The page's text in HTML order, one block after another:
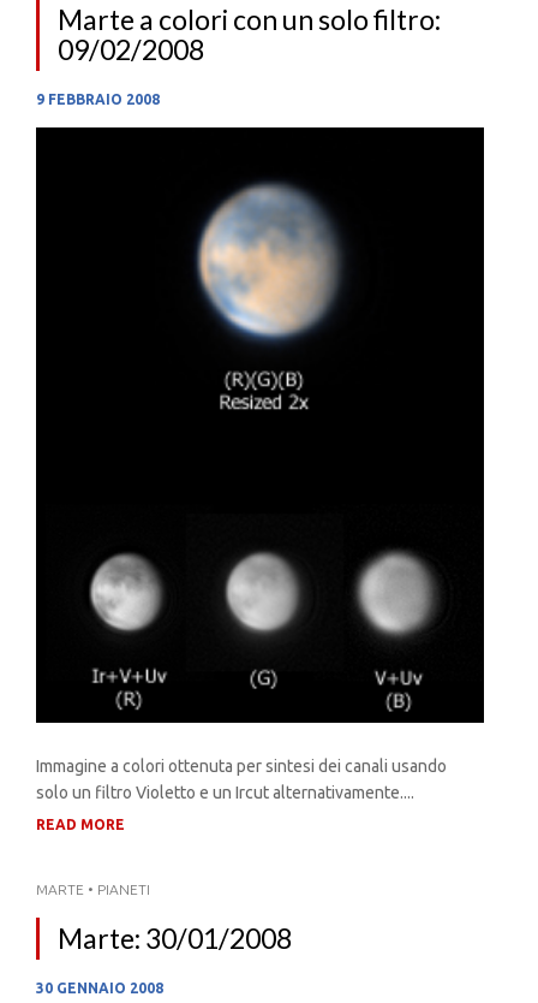
Marte a colori con un solo filtro:
09/02/2008
9 FEBBRAIO 2008
Immagine a colori ottenuta per sintesi dei canali usando
solo un filtro Violetto e un Ircut alternativamente....
READ MORE
MARTE • PIANETI
Marte: 30/01/2008
30 GENNAIO 2008